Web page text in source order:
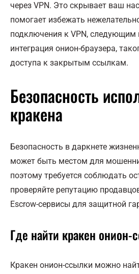
через VPN. Это скрывает ваш
помогает избежать
подключения к VPN, следующим
интеграция онион-браузера,
доступа к закрытым ссылкам.
Безопасность
кракена
Безопасность в даркнете
может быть местом для
поэтому требуется соблюдать
проверяйте репутацию
Escrow-сервисы для защитной
Где найти кракен онион-
Кракен онион-ссылки можно